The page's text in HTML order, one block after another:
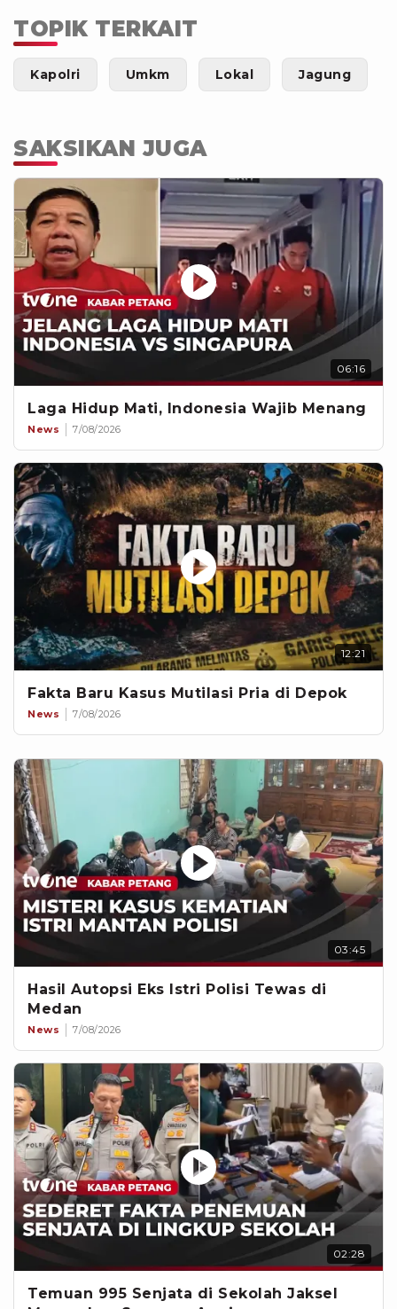
TOPIK TERKAIT
Kapolri Umkm Lokal Jagung
SAKSIKAN JUGA
06:16
Laga Hidup Mati, Indonesia Wajib Menang
News 7/08/2026
12:21
Fakta Baru Kasus Mutilasi Pria di Depok
News 7/08/2026
03:45
Hasil Autopsi Eks Istri Polisi Tewas di
Medan
News 7/08/2026
02:28
Temuan 995 Senjata di Sekolah Jaksel